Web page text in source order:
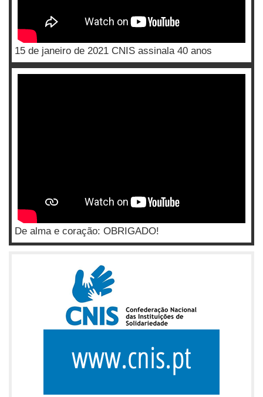
15 de janeiro de 2021 CNIS assinala 40 anos
De alma e coração: OBRIGADO!